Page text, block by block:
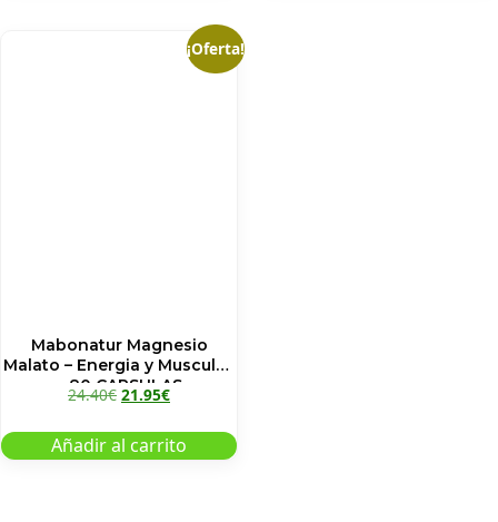
¡Oferta!
Mabonatur Magnesio
Malato – Energia y Musculos
– 80 CAPSULAS
24.40€ 21.95€
Añadir al carrito